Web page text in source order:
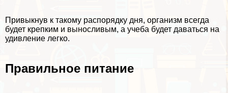
Привыкнув к такому распорядку дня, организм всегда
будет крепким и выносливым, а учеба будет даваться на
удивление легко.
Правильное питание